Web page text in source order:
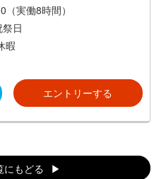
あり）
実働8時間）
日
暇
エントリーする
にもどる